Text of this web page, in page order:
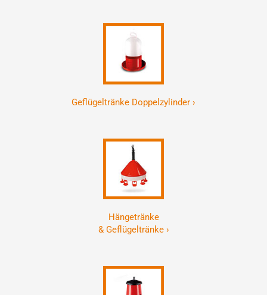
Geflügeltränke Doppelzylinder ›
Hängetränke
& Geflügeltränke ›